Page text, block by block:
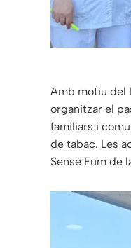
Amb motiu del
organitzar el
familiars i
de tabac. Les
Sense Fum de